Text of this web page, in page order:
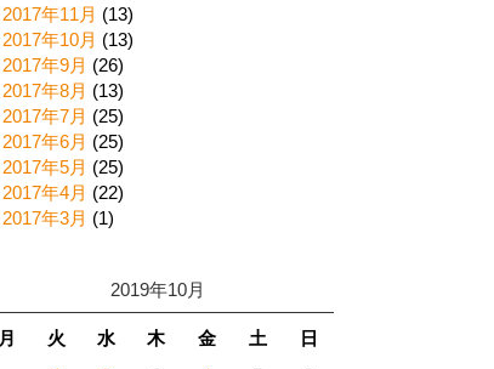
2017年11月 (13)
2017年10月 (13)
2017年9月 (26)
2017年8月 (13)
2017年7月 (25)
2017年6月 (25)
2017年5月 (25)
2017年4月 (22)
2017年3月 (1)
2019年10月
月 火 水 木 金 土
日